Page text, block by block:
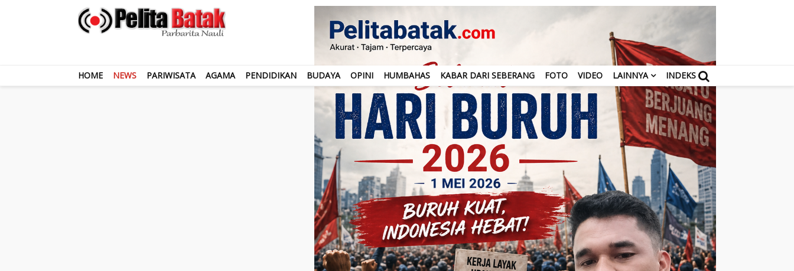
HOME NEWS PARIWISATA AGAMA PENDIDIKAN BUDAYA OPINI HUMBAHAS KABAR DARI SEBERANG FOTO VIDEO LAINNYA INDEKS